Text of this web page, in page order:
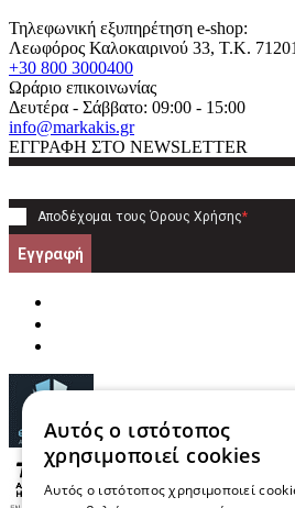
Τηλεφωνική εξυπηρέτηση e-shop:
Λεωφόρος Καλοκαιρινού 33, T.K.
+30 800 3000400
Ωράριο επικοινωνίας
Δευτέρα - Σάββατο: 09:00 - 15:00
info@markakis.gr
ΕΓΓΡΑΦΗ ΣΤΟ NEWSLETTER
Αποδέχομαι τους Όρους Χρήσης*
Εγγραφή
Αυτός ο ιστότοπος
χρησιμοποιεί cookies
Αυτός ο ιστότοπος χρησιμοποιεί